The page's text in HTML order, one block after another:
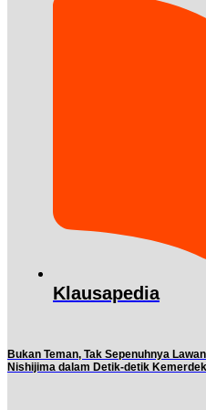
Klausapedia
Bukan Teman, Tak Sepenuhnya
Nishijima dalam Detik-detik